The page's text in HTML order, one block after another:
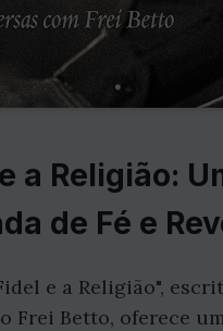
a Religião:
de Fé e
e a Religião",
Frei Betto, oferece